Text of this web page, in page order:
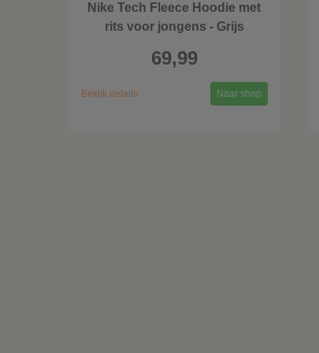
Nike Tech Fleece Hoodie met
rits voor jongens - Grijs
69,99
Bekijk details Naar shop